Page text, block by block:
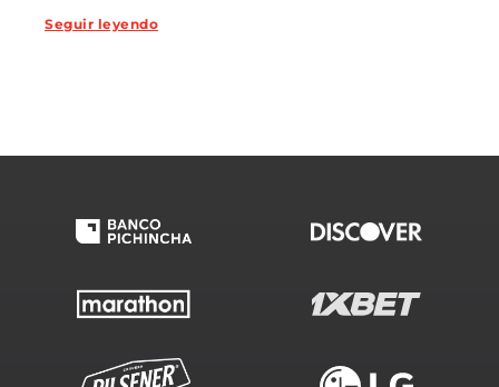
Seguir leyendo